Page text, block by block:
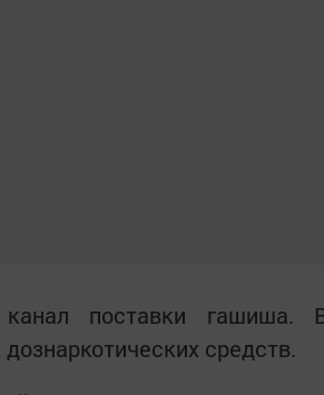
канал поставки гашиша.
средств.